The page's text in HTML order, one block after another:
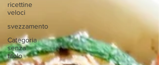
ricettine
veloci
svezzamento
Categoria
senza
titolo